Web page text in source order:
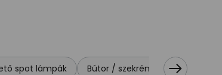
spot lámpák Bútor / szekrényvilágítás